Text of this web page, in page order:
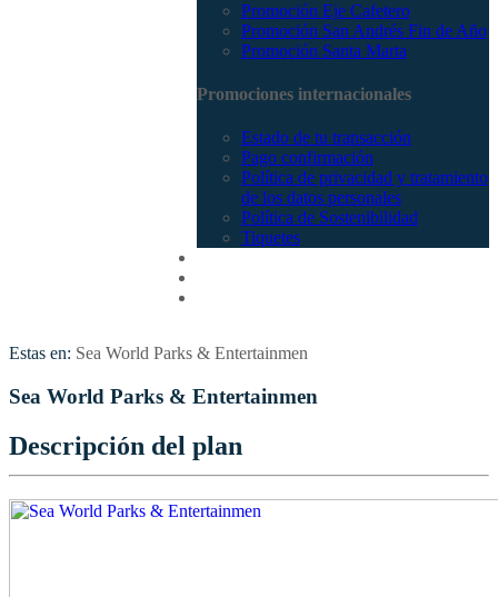
Promoción Eje Cafetero
Promoción San Andrés Fin de Año
Promoción Santa Marta
Promociones internacionales
Estado de tu transacción
Pago confirmación
Política de privacidad y tratamiento
de los datos personales
Política de Sostenibilidad
Tiquetes
Estas en: Sea World Parks & Entertainmen
Sea World Parks & Entertainmen
Descripción del plan